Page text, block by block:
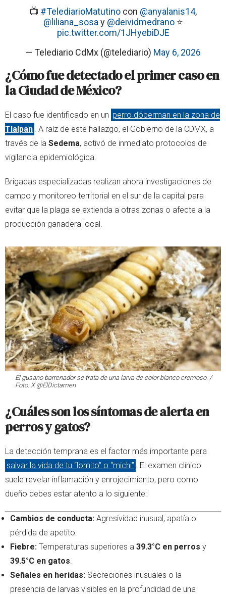
📺 #TelediarioMatutino con @anyalanis14,
@liliana_sosa y @deividmedrano⭐
pic.twitter.com/1JHyebiDJE
— Telediario CdMx (@telediario) May 6, 2026
¿Cómo fue detectado el primer caso en
la Ciudad de México?
El caso fue identificado en un perro dóberman en la zona de
Tlalpan . A raíz de este hallazgo, el Gobierno de la CDMX, a
través de la Sedema, activó de inmediato protocolos de
vigilancia epidemiológica.
Brigadas especializadas realizan ahora investigaciones de
campo y monitoreo territorial en el sur de la capital para
evitar que la plaga se extienda a otras zonas o afecte a la
producción ganadera local.
El gusano barrenador se trata de una larva de color blanco cremoso. /
Foto: X @ElDictamen
¿Cuáles son los síntomas de alerta en
perros y gatos?
La detección temprana es el factor más importante para
salvar la vida de tu “lomito” o “michi” . El examen clínico
suele revelar inflamación y enrojecimiento, pero como
dueño debes estar atento a lo siguiente:
Cambios de conducta: Agresividad inusual, apatía o
pérdida de apetito.
Fiebre: Temperaturas superiores a 39.3°C en perros y
39.5°C en gatos.
Señales en heridas: Secreciones inusuales o la
presencia de larvas visibles en la profundidad de una